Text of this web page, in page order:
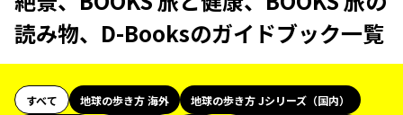
読み物、D-Booksのガイドブック一覧
すべて 地球の歩き方 海外
地球の歩き方 Jシリーズ（国内）